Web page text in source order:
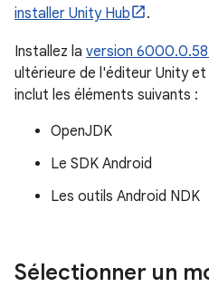
installer Unity Hub
.
Installez la version
ultérieure de l'éditeur Unity
inclut les éléments suivants :
OpenJDK
Le SDK Android
Les outils Android NDK
Sélectionner un